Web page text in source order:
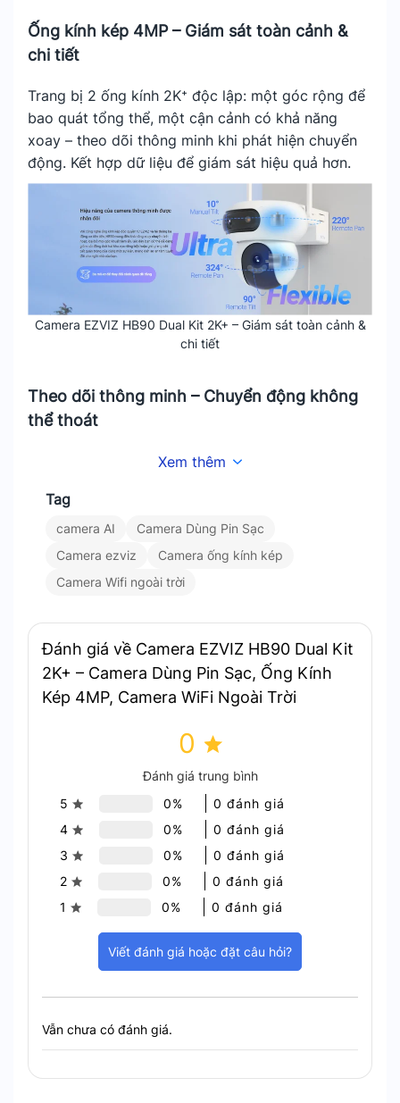
Ống kính kép 4MP – Giám sát toàn cảnh &
chi tiết
Trang bị 2 ống kính 2K⁺ độc lập: một góc rộng để
bao quát tổng thể, một cận cảnh có khả năng
xoay – theo dõi thông minh khi phát hiện chuyển
động. Kết hợp dữ liệu để giám sát hiệu quả hơn.
Camera EZVIZ HB90 Dual Kit 2K+ – Giám sát toàn cảnh &
chi tiết
Theo dõi thông minh – Chuyển động không
thể thoát
HB90 sử dụng AI phát hiện người/xe từ xa. Khi có
ghi hình tốc độ cao và theo dõi đối tượng bằng
ống kính xoay. Không bỏ sót chi tiết nào.
Camera EZVIZ Theo dõi thông minh – Chuyển động không
thể thoát
Ghi hình cả ngày – Công nghệ AOV 2.0 độc
Dù là ban ngày hay đêm tối, HB90 đều ghi lại mọi
diễn biến. Khi không có sự kiện, thiết bị tạo video
tua nhanh tiết kiệm dung lượng. Khi phát hiện
chuyển động, camera chuyển sang ghi chi tiết
theo thời gian thực.
Xem thêm
Tag
camera AI
Camera Dùng Pin Sạc
Camera ezviz
Camera ống kính kép
Camera Wifi ngoài trời
Đánh giá về Camera EZVIZ HB90 Dual Kit
2K+ – Camera Dùng Pin Sạc, Ống Kính
Kép 4MP, Camera WiFi Ngoài Trời
0
Đánh giá trung bình
5
0%
0 đánh giá
4
0%
0 đánh giá
3
0%
0 đánh giá
2
0%
0 đánh giá
1
0% 0 đánh giá
Viết đánh giá hoặc đặt câu hỏi?
Vẫn chưa có đánh giá.